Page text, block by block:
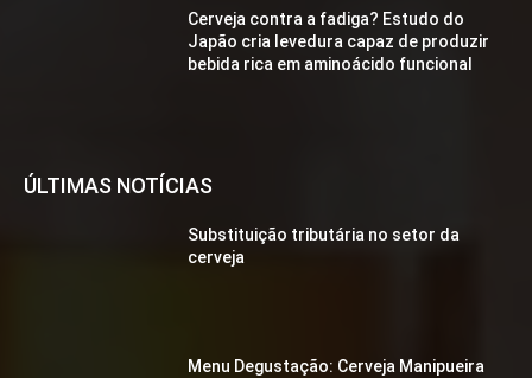
Cerveja contra a fadiga? Estudo do
Japão cria levedura capaz de produzir
bebida rica em aminoácido funcional
ÚLTIMAS NOTÍCIAS
Substituição tributária no setor da
cerveja
Menu Degustação: Cerveja Manipueira